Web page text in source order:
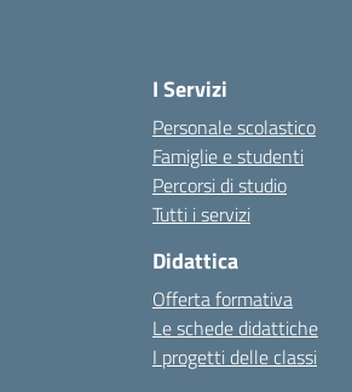
I Servizi
Personale scolastico
Famiglie e studenti
Percorsi di studio
Tutti i servizi
Didattica
Offerta formativa
Le schede didattiche
I progetti delle classi